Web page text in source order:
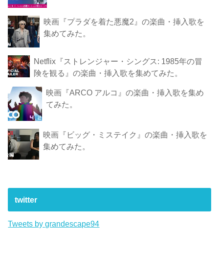
映画『プラダを着た悪魔2』の楽曲・挿入歌を
集めてみた。
Netflix『ストレンジャー・シングス: 1985年の冒
険 を観 る』の楽曲・挿入歌を集めてみた。
映画『ARCO アルコ』の楽曲・挿入歌を集め
てみた。
映画『ビッグ・ミステイク』の楽曲・挿入歌を
集めてみた。
twitter
Tweets by grandescape94